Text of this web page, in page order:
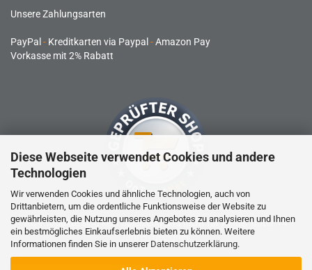
Diese Webseite verwendet Cookies und andere
Technologien
Wir verwenden Cookies und ähnliche Technologien, auch von
Drittanbietern, um die ordentliche Funktionsweise der Website zu
gewährleisten, die Nutzung unseres Angebotes zu analysieren und Ihnen
ein bestmögliches Einkaufserlebnis bieten zu können. Weitere
Informationen finden Sie in unserer Datenschutzerklärung.
Unsere Zahlungsarten
PayPal - Kreditkarten via Paypal -Amazon Pay
Vorkasse mit 2% Rabatt
RC-Produkte sind kein Spielzeug und nicht für Kinder unter 14
Jahren geeignet.